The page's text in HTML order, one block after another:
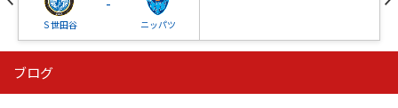
Ｓ世田谷 ニッパツ
ニッパツ 石人の星
ブログ